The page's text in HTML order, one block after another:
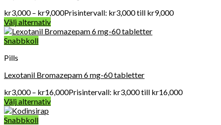
kr3,000 – kr9,000Prisintervall: kr3,000 till kr9,000
Välj alternativ
Snabbkoll
Pills
Lexotanil Bromazepam 6 mg-60 tabletter
kr3,000 – kr16,000Prisintervall: kr3,000 till kr16,000
Välj alternativ
Snabbkoll